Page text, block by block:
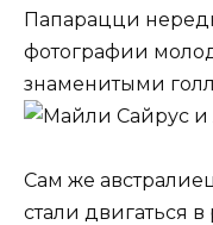
Папарацци
фотографии
знаменитыми
Сам же
стали двигаться